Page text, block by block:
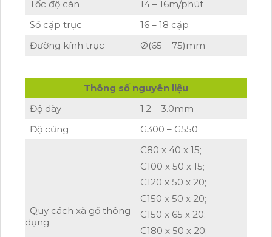
Tốc độ cán
14 – 16m/phút
Số cặp trục
16 – 18 cặp
Đường kính trục
Ø(65 – 75)mm
Thông số nguyên liệu
Độ dày
1.2 – 3.0mm
Độ cứng
G300 – G550
Quy cách xà gồ thông
dụng
C80 x 40 x 15;
C100 x 50 x 15;
C120 x 50 x 20;
C150 x 50 x 20;
C150 x 65 x 20;
C180 x 50 x 20;